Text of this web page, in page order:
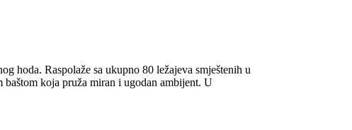
hoda. Raspolaže sa ukupno 80 ležajeva smještenih u
koja pruža miran i ugodan ambijent. U